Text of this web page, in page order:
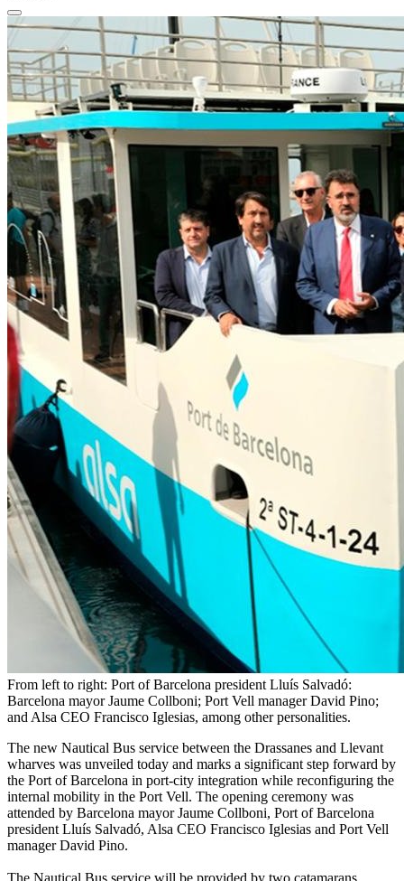
From left to right: Port of Barcelona president Lluís Salvadó:
Barcelona mayor Jaume Collboni; Port Vell manager David Pino;
and Alsa CEO Francisco Iglesias, among other personalities.
The new Nautical Bus service between the Drassanes and Llevant
wharves was unveiled today and marks a significant step forward by
the Port of Barcelona in port-city integration while reconfiguring the
internal mobility in the Port Vell. The opening ceremony was
attended by Barcelona mayor Jaume Collboni, Port of Barcelona
president Lluís Salvadó, Alsa CEO Francisco Iglesias and Port Vell
manager David Pino.
The Nautical Bus service will be provided by two catamarans,